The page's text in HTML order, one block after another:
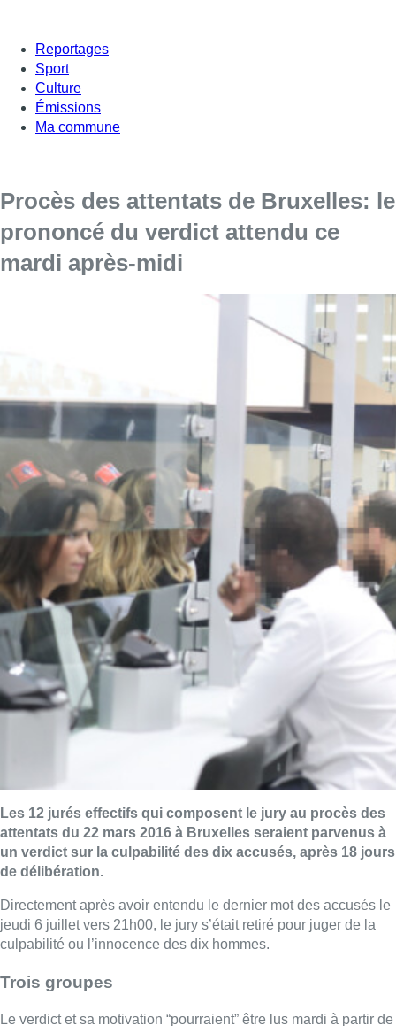
Reportages
Sport
Culture
Émissions
Ma commune
Procès des attentats de Bruxelles: le
prononcé du verdict attendu ce
mardi après-midi
Les 12 jurés effectifs qui composent le jury au procès des
attentats du 22 mars 2016 à Bruxelles seraient parvenus à
un verdict sur la culpabilité des dix accusés, après 18 jours
de délibération.
Directement après avoir entendu le dernier mot des accusés le
jeudi 6 juillet vers 21h00, le jury s’était retiré pour juger de la
culpabilité ou l’innocence des dix hommes.
Trois groupes
Le verdict et sa motivation “pourraient” être lus mardi à partir de